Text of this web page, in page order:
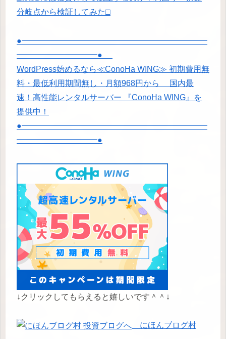
分岐点から検証してみた□
●━━━━━━━━━━━━━━━━━━━━━━━
━━━━━━━━━━●
WordPress始めるなら≪ConoHa WING≫ 初期費用無
料・最低利用期間無し・月額968円から 国内最
速！高性能レンタルサーバー 『ConoHa WING』を
提供中！
●━━━━━━━━━━━━━━━━━━━━━━━
━━━━━━━━━━●
↓クリックしてもらえると嬉しいです＾＾↓
にほんブログ村